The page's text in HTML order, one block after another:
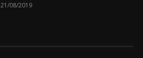
21/08/2019